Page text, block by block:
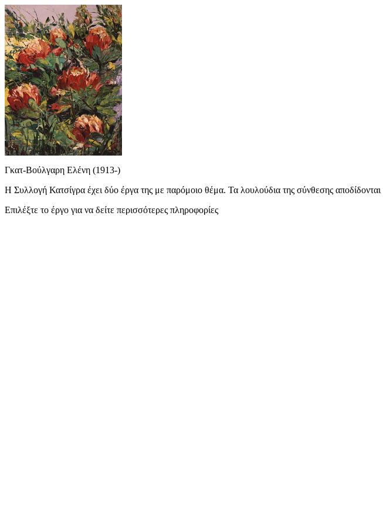
Γκατ-Βούλγαρη Ελένη (1913-)
Η Συλλογή Κατσίγρα έχει δύο έργα της με παρόμοιο θέμα. Τα λουλούδια της σύνθεσης
Επιλέξτε το έργο για να δείτε περισσότερες πληροφορίες